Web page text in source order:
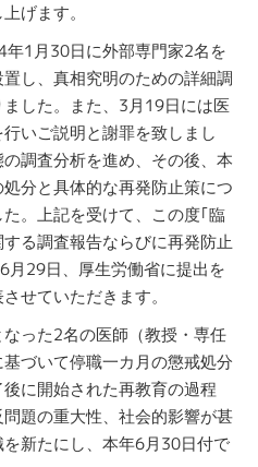
げます。
1月30日に外部専門家2名を
し、真相究明のための詳細調
した。また、3月19日には医
いご説明と謝罪を致しまし
調査分析を進め、その後、本
分と具体的な再発防止策につ
。上記を受けて、この度｢臨
る調査報告ならびに再発防止
月29日、厚生労働省に提出を
せていただきます。
った2名の医師（教授・専任
づいて停職一カ月の懲戒処分
に開始された再教育の過程
題の重大性、社会的影響が甚
新たにし、本年6月30日付で